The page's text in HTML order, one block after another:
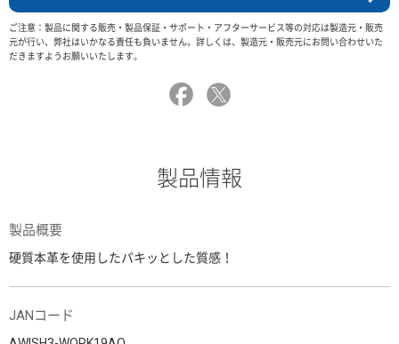
ご注意：製品に関する販売・製品保証・サポート・アフターサービス等の対応は製造元・販売
元が行い、弊社はいかなる責任も負いません。詳しくは、製造元・販売元にお問い合わせいた
だきますようお願いいたします。
製品情報
製品概要
硬質本革を使用したパキッとした質感！
JANコード